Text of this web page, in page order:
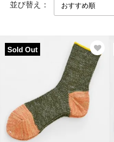
並び替え：
Sold Out